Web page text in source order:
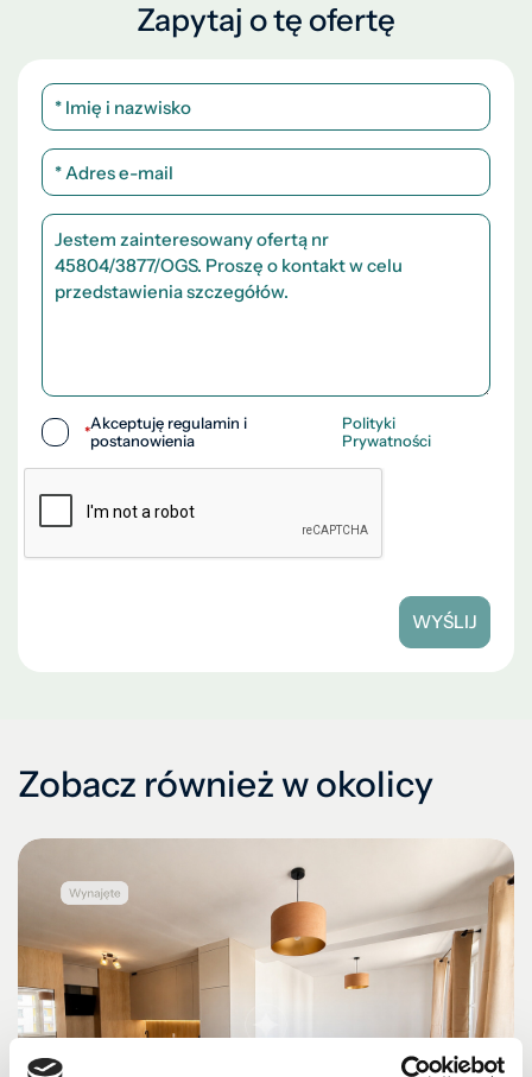
Zapytaj o tę ofertę
*Akceptuję regulamin i
postanowienia
Polityki
Prywatności
WYŚLIJ
Zobacz również w okolicy